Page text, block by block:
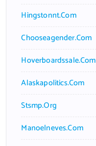
Hingstonnt.com
Chooseagender.com
Hoverboardssale.com
Alaskapolitics.com
Stsmp.org
Manoelneves.com